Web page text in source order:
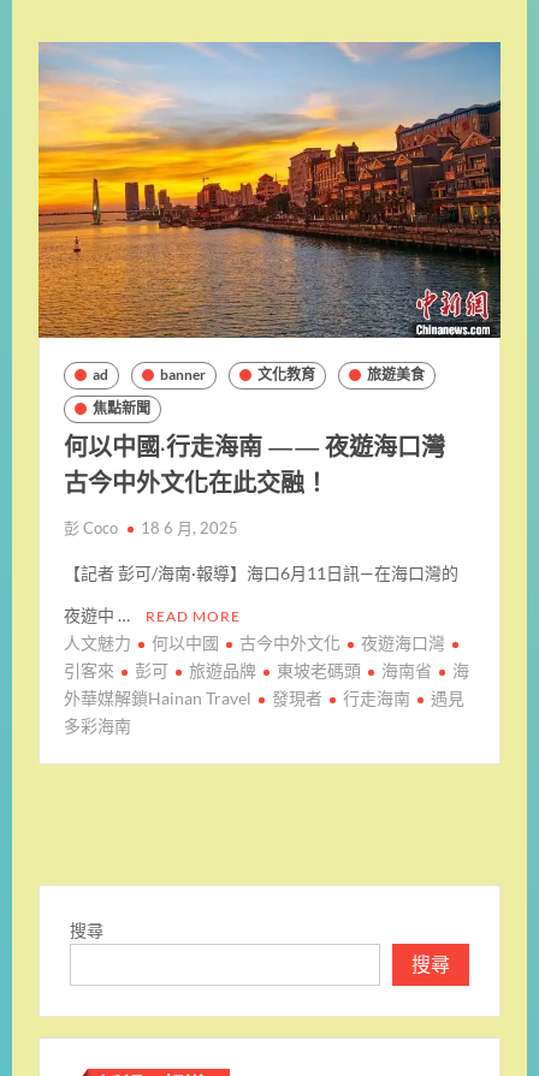
ad banner 文化教育
旅遊美食
焦點新聞
何以中國·行走海南 —— 夜遊海口灣
古今中外文化在此交融！
彭 Coco 18 6 月, 2025
【記者 彭可/海南·報導】海口6月11日訊—在海口灣的
夜遊中 … READ MORE
人文魅力 何以中國 古今中外文化
夜遊海口灣
引客來
彭可 旅遊品牌 東坡老碼頭 海南省
海
外華媒解鎖Hainan Travel
發現者 行走海南
遇見
多彩海南
搜尋
搜尋